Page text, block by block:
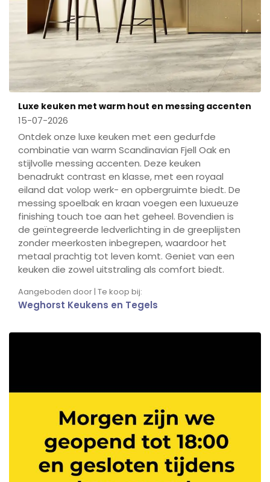
Luxe keuken met warm hout en messing accenten
15-07-2026
Ontdek onze luxe keuken met een gedurfde
combinatie van warm Scandinavian Fjell Oak en
stijlvolle messing accenten. Deze keuken
benadrukt contrast en klasse, met een royaal
eiland dat volop werk- en opbergruimte biedt. De
messing spoelbak en kraan voegen een luxueuze
finishing touch toe aan het geheel. Bovendien is
de geïntegreerde ledverlichting in de greeplijsten
zonder meerkosten inbegrepen, waardoor het
metaal prachtig tot leven komt. Geniet van een
keuken die zowel uitstraling als comfort biedt.
Aangeboden door | Te koop bij:
Weghorst Keukens en Tegels